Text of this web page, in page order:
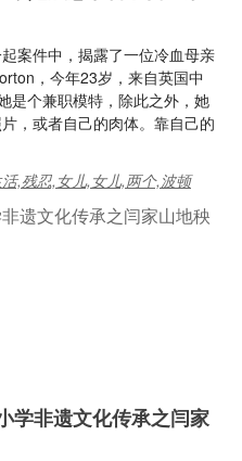
案件中，揭露了一位冷血母亲
，今年23岁，来自英国中
是个兼职模特，除此之外，她
，或者自己的肉体。靠自己的
,残忍,女儿,女儿,两个,波顿
学非遗文化传承之闫家